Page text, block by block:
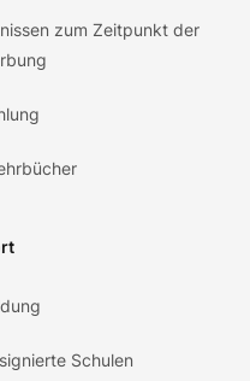
zum Zeitpunkt der
Schulen